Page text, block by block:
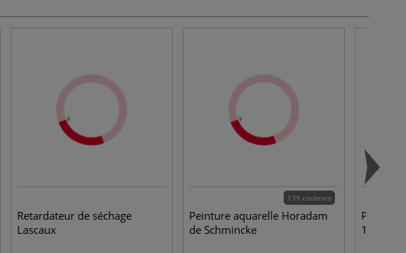
Retardateur de séchage
Lascaux
139 couleurs
Peinture aquarelle Horadam
de Schmincke
1862